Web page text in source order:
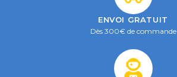
ENVOI GRATUIT
Dès 300€ de commande